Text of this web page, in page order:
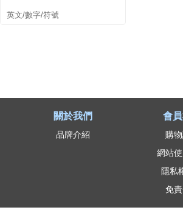
英文/數字/符號
關於我們
品牌介紹
會
購
網站
隱私
免